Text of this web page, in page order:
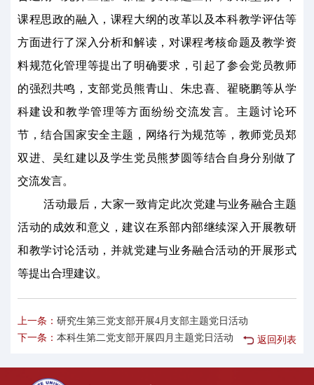
课程思政的融入，课程大纲的改革以及本科教学评估等
方面进行了深入分析和解读，对课程考核命题及教学资
料规范化管理等提出了明确要求，引起了参会党员教师
的强烈共鸣，支部党员熊青山、朱忠喜、翟晓鹏等从学
科建设和教学管理等方面纷纷交流发言。主题讨论环
节，结合国家安全主题，网络行为规范等，教师党员郑
双进、吴红建以及学生党员熊梦圆等结合自身分别做了
交流发言。
活动最后，大家一致肯定此次党建与业务融合主题
活动的成效和意义，建议在系部内部继续深入开展教研
和教学讨论活动，并就党建与业务融合活动的开展形式
等提出合理建议。
上一条： 研究生第三党支部开展4月支部主题党日活动
下一条： 本科生第二党支部开展四月主题党日活动 返回列表